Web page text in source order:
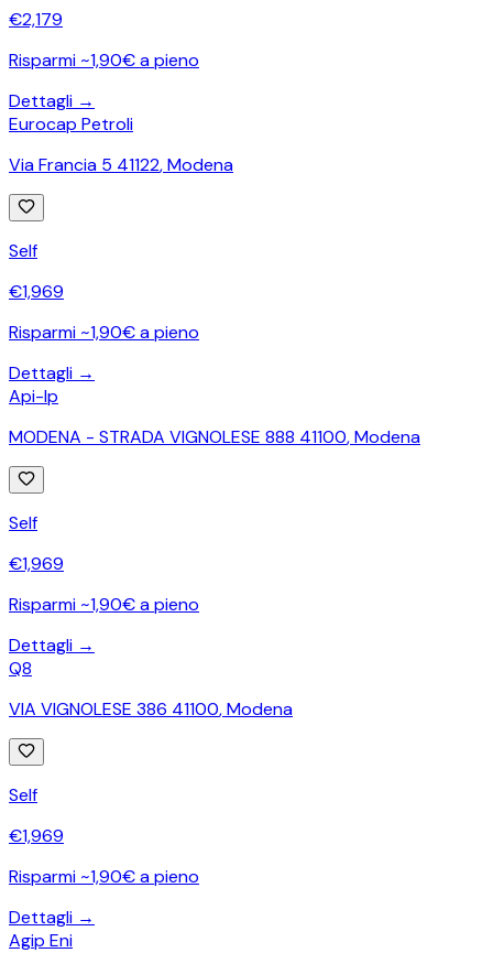
€2,179
Risparmi ~1,90€ a pieno
Dettagli →
Eurocap Petroli
Via Francia 5 41122,Modena
Self
€1,969
Risparmi ~1,90€ a pieno
Dettagli →
Api-Ip
MODENA - STRADA VIGNOLESE 888 41100,Modena
Self
€1,969
Risparmi ~1,90€ a pieno
Dettagli →
Q8
VIA VIGNOLESE 386 41100,Modena
Self
€1,969
Risparmi ~1,90€ a pieno
Dettagli →
Agip Eni